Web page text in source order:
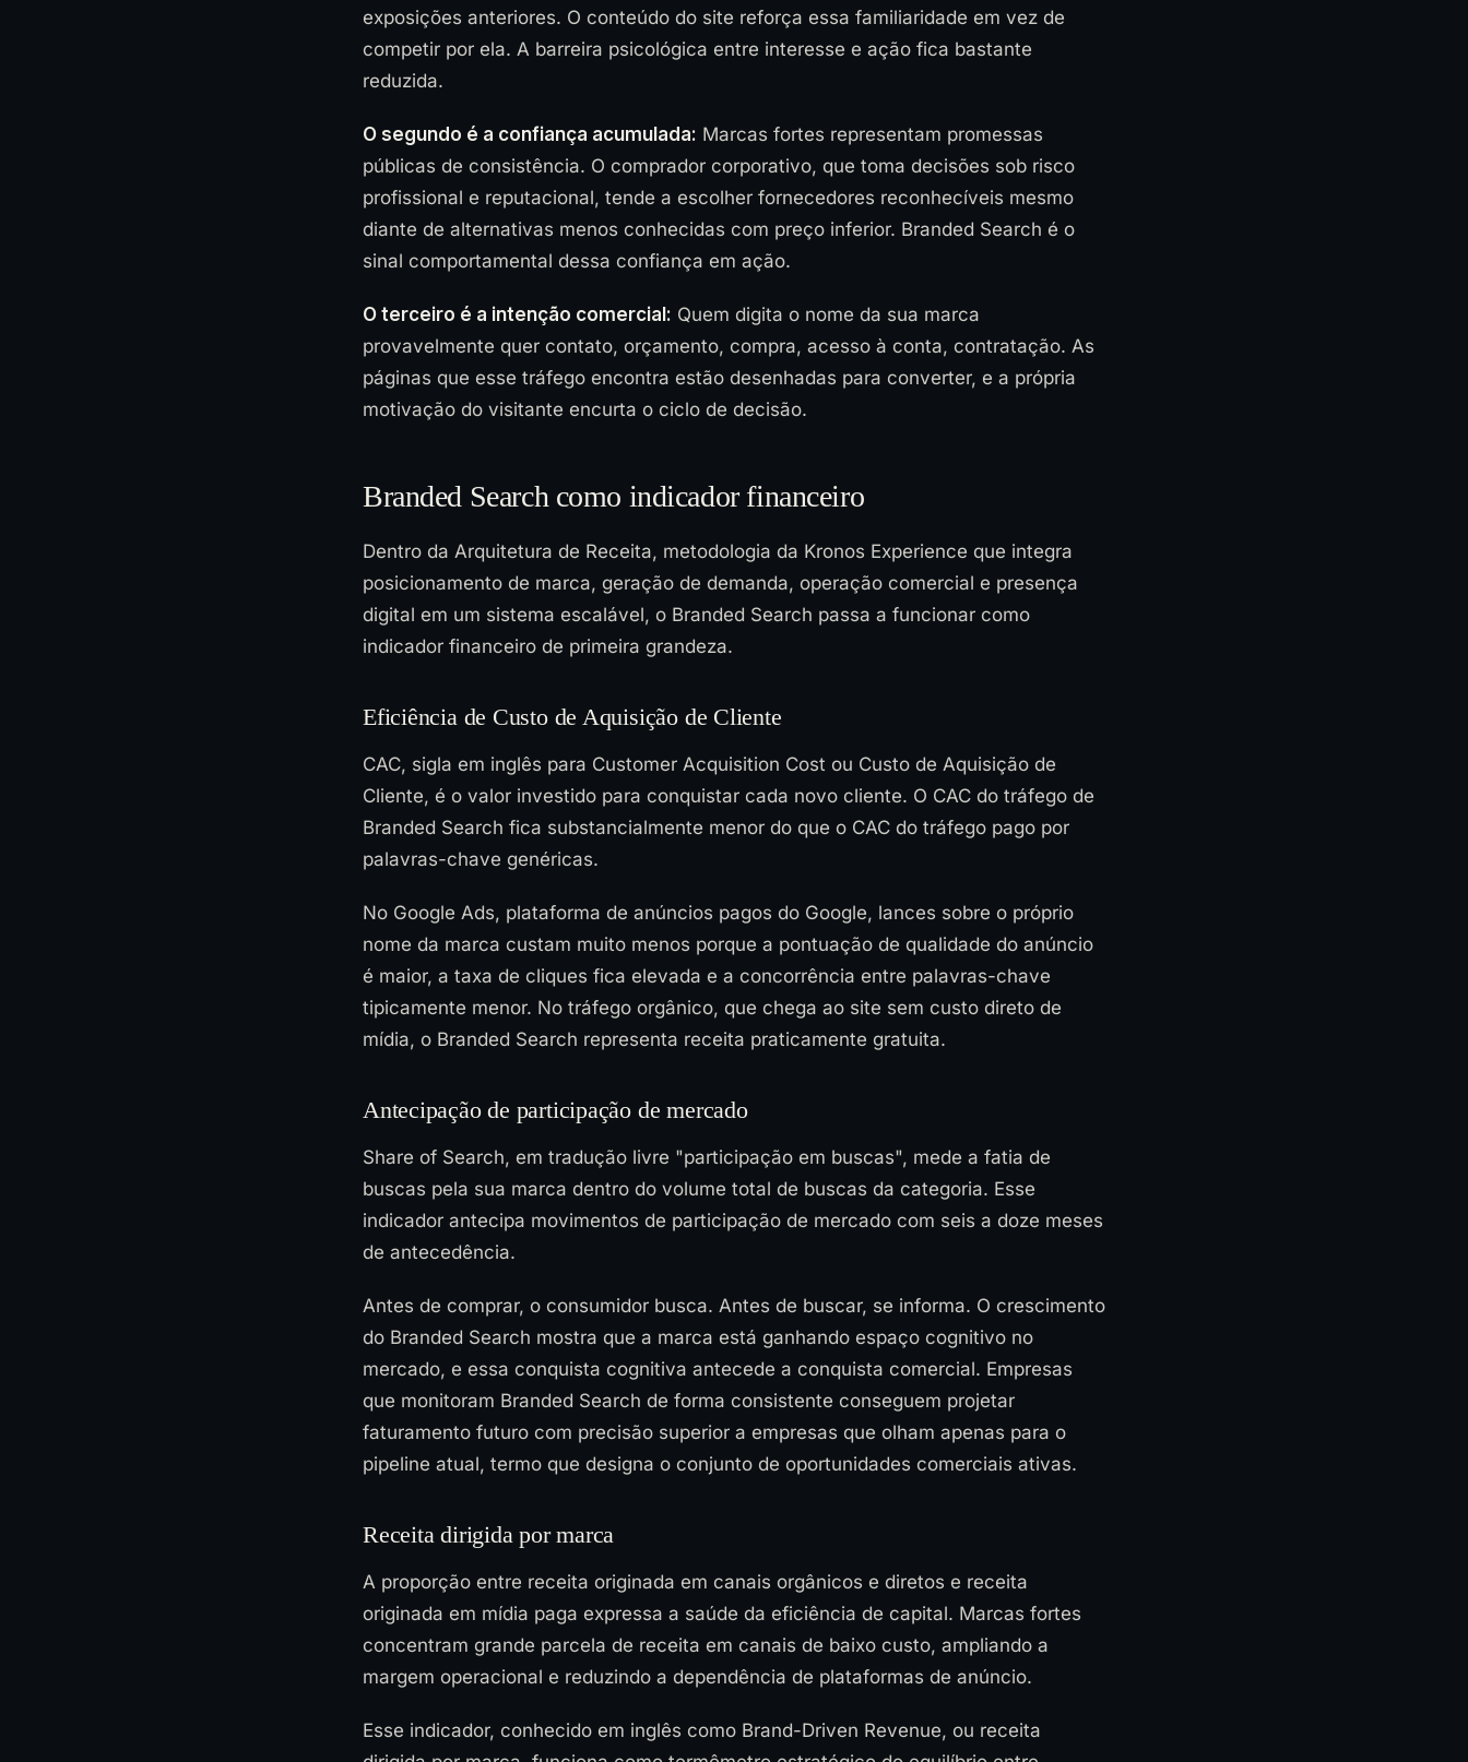
exposições anteriores. O conteúdo do site reforça essa familiaridade em vez de
competir por ela. A barreira psicológica entre interesse e ação fica bastante
reduzida.
O segundo é a confiança acumulada: Marcas fortes representam promessas
públicas de consistência. O comprador corporativo, que toma decisões sob risco
profissional e reputacional, tende a escolher fornecedores reconhecíveis mesmo
diante de alternativas menos conhecidas com preço inferior. Branded Search é o
sinal comportamental dessa confiança em ação.
O terceiro é a intenção comercial: Quem digita o nome da sua marca
provavelmente quer contato, orçamento, compra, acesso à conta, contratação. As
páginas que esse tráfego encontra estão desenhadas para converter, e a própria
motivação do visitante encurta o ciclo de decisão.
Branded Search como indicador financeiro
Dentro da Arquitetura de Receita, metodologia da Kronos Experience que integra
posicionamento de marca, geração de demanda, operação comercial e presença
digital em um sistema escalável, o Branded Search passa a funcionar como
indicador financeiro de primeira grandeza.
Eficiência de Custo de Aquisição de Cliente
CAC, sigla em inglês para Customer Acquisition Cost ou Custo de Aquisição de
Cliente, é o valor investido para conquistar cada novo cliente. O CAC do tráfego de
Branded Search fica substancialmente menor do que o CAC do tráfego pago por
palavras-chave genéricas.
No Google Ads, plataforma de anúncios pagos do Google, lances sobre o próprio
nome da marca custam muito menos porque a pontuação de qualidade do anúncio
é maior, a taxa de cliques fica elevada e a concorrência entre palavras-chave
tipicamente menor. No tráfego orgânico, que chega ao site sem custo direto de
mídia, o Branded Search representa receita praticamente gratuita.
Antecipação de participação de mercado
Share of Search, em tradução livre "participação em buscas", mede a fatia de
buscas pela sua marca dentro do volume total de buscas da categoria. Esse
indicador antecipa movimentos de participação de mercado com seis a doze meses
de antecedência.
Antes de comprar, o consumidor busca. Antes de buscar, se informa. O crescimento
do Branded Search mostra que a marca está ganhando espaço cognitivo no
mercado, e essa conquista cognitiva antecede a conquista comercial. Empresas
que monitoram Branded Search de forma consistente conseguem projetar
faturamento futuro com precisão superior a empresas que olham apenas para o
pipeline atual, termo que designa o conjunto de oportunidades comerciais ativas.
Receita dirigida por marca
A proporção entre receita originada em canais orgânicos e diretos e receita
originada em mídia paga expressa a saúde da eficiência de capital. Marcas fortes
concentram grande parcela de receita em canais de baixo custo, ampliando a
margem operacional e reduzindo a dependência de plataformas de anúncio.
Esse indicador, conhecido em inglês como Brand-Driven Revenue, ou receita